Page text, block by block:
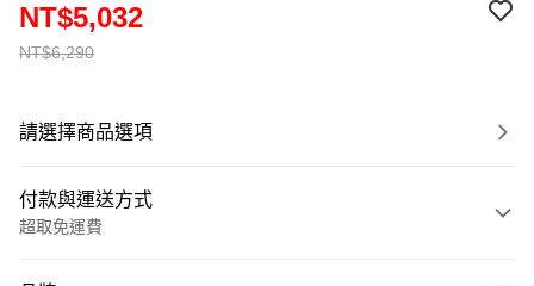
NT$6,290
NT$5,032
請選擇商品選項
付款與運送方式
超取免運費